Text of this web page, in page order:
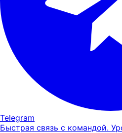
Telegram
Быстрая связь с командой.